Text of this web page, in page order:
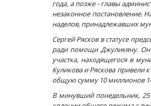
года, а позже - главы
незаконное постановление.
наделов, принадлежавших
Сергей Рясков в статусе
ради помощи Джуликяну. Он
участка, находящегося в
Куликова и Ряскова привели
общую сумму 10 миллионов
В минувший понедельник, 25